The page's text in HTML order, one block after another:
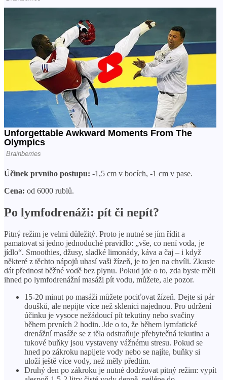
Účinek prvního postupu: -1,5 cm v bocích, -1 cm v pase.
Cena: od 6000 rublů.
Po lymfodrenáži: pít či nepít?
Pitný režim je velmi důležitý. Proto je nutné se jím řídit a
pamatovat si jedno jednoduché pravidlo: „vše, co není voda, je
jídlo“. Smoothies, džusy, sladké limonády, káva a čaj – i když
některé z těchto nápojů uhasí vaši žízeň, je to jen na chvíli. Zkuste
dát přednost běžné vodě bez plynu. Pokud jde o to, zda byste měli
ihned po lymfodrenážní masáži pít vodu, můžete, ale pozor.
15-20 minut po masáži můžete pociťovat žízeň. Dejte si pár
doušků, ale nepijte více než sklenici najednou. Pro udržení
účinku je vysoce nežádoucí pít tekutiny nebo svačiny
během prvních 2 hodin. Jde o to, že během lymfatické
drenážní masáže se z těla odstraňuje přebytečná tekutina a
tukové buňky jsou vystaveny vážnému stresu. Pokud se
hned po zákroku napijete vody nebo se najíte, buňky si
uloží ještě více vody, než měly předtím.
Druhý den po zákroku je nutné dodržovat pitný režim: vypít